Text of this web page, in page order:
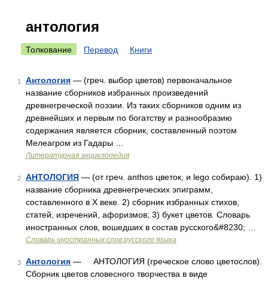
антология
Толкование Перевод Книги
1 Антология — (греч. выбор цветов) первоначальное
название сборников избранных произведений
древнегреческой поэзии. Из таких сборников одним из
древнейших и первым по богатству и разнообразию
содержания является сборник, составленный поэтом
Мелеагром из Гадары …
Литературная энциклопедия
2 АНТОЛОГИЯ — (от греч. anthos цветок, и lego собираю). 1)
название сборника древнегреческих эпиграмм,
составленного в X веке. 2) сборник избранных стихов,
статей, изречений, афоризмов; 3) букет цветов. Словарь
иностранных слов, вошедших в состав русского&#8230; …
Словарь иностранных слов русского языка
3 Антология — АНТОЛОГИЯ (греческое слово цветослов).
Сборник цветов словесного творчества в виде